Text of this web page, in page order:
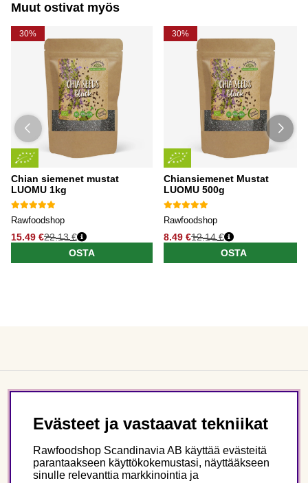
Muut ostivat myös
30%
Chian siemenet mustat
LUOMU 1kg
Rawfoodshop
15.49 €22.13 €
OSTA
30%
Chiansiemenet Mustat
LUOMU 500g
Rawfoodshop
8.49 €12.14 €
OSTA
Seuraa meitä
Evästeet ja vastaavat tekniikat
Rawfoodshop Scandinavia AB käyttää evästeitä
parantaakseen käyttökokemustasi, näyttääkseen
sinulle relevanttia markkinointia ja